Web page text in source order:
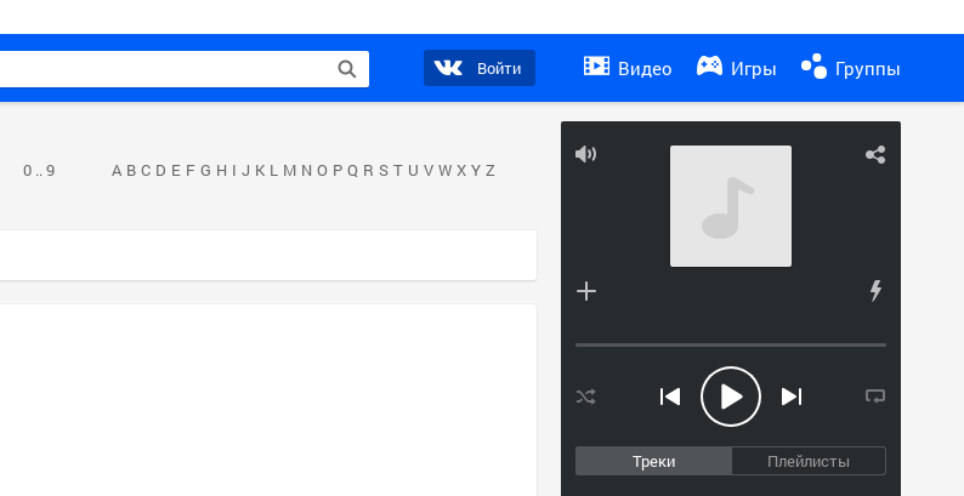
Войти Видео Игры Группы
Треки Плейлисты
0 .. 9 A B C D E F G H I J K L M N O P Q R S T U V W X Y Z